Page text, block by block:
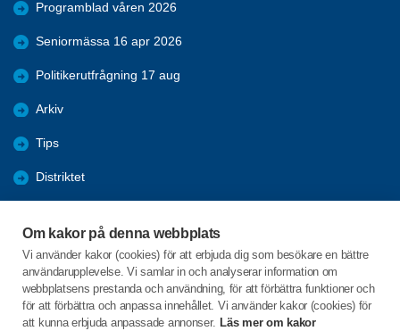
Om kakor på denna webbplats
Vi använder kakor (cookies) för att erbjuda dig som besökare en bättre
användarupplevelse. Vi samlar in och analyserar information om
webbplatsens prestanda och användning, för att förbättra funktioner och
för att förbättra och anpassa innehållet. Vi använder kakor (cookies) för
att kunna erbjuda anpassade annonser. Läs mer om kakor
Programblad våren 2026
Seniormässa 16 apr 2026
Politikerutfrågning 17 aug
Arkiv
Tips
Distriktet
Bli medlem
Nyheter